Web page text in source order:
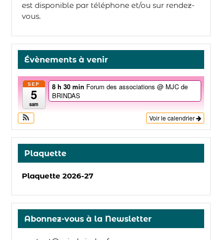
est disponible par téléphone et/ou sur rendez-
vous.
Évènements à venir
SEP
5
sam
8 h 30 min Forum des associations @ MJC de
BRINDAS
Voir le calendrier
Plaquette
Plaquette 2026-27
Abonnez-vous à la Newsletter